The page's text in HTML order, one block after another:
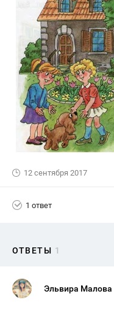
12 сентября 2017
1 ответ
ОТВЕТЫ 1
Эльвира Малова